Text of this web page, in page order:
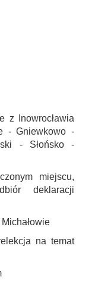
z Inowrocławia
- Gniewkowo -
- Słońsko -
miejscu,
deklaracji
na temat